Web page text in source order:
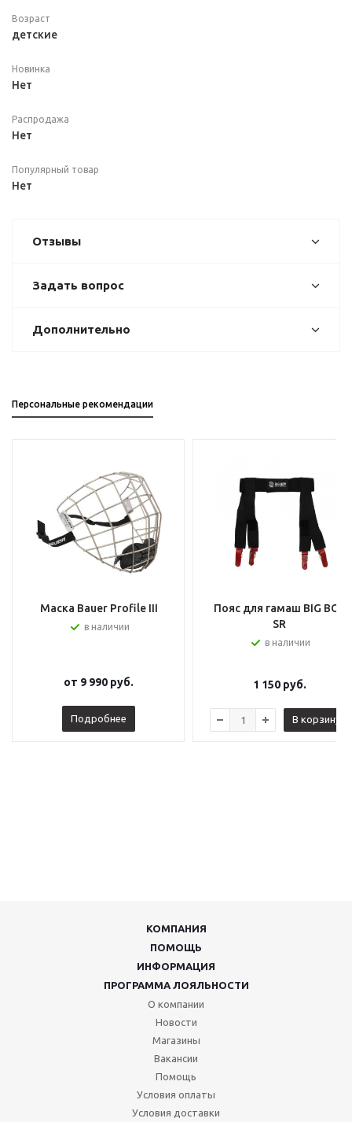
Возраст
детские
Новинка
Нет
Распродажа
Нет
Популярный товар
Нет
Отзывы
Задать вопрос
Дополнительно
Персональные рекомендации
Маска Bauer Profile III
в наличии
от 9 990 руб.
Подробнее
Пояс для гамаш BIG BOY
SR
в наличии
1 150руб.
В корзину
КОМПАНИЯ
ПОМОЩЬ
ИНФОРМАЦИЯ
ПРОГРАММА ЛОЯЛЬНОСТИ
О компании
Новости
Магазины
Вакансии
Помощь
Условия оплаты
Условия доставки